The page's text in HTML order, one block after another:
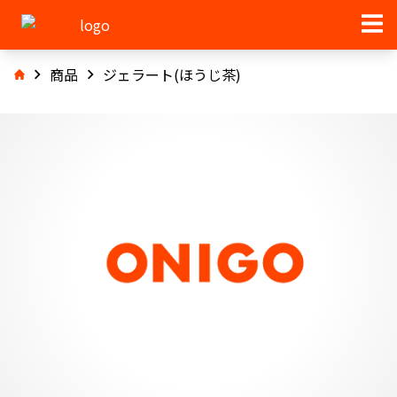
商品 ジェラート(ほうじ茶)